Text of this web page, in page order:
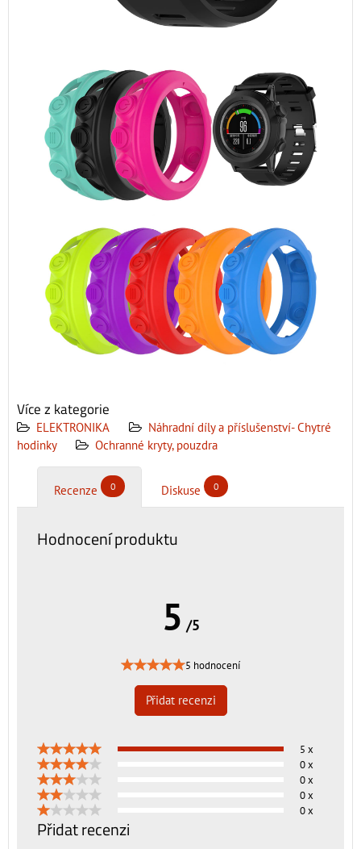
Více z kategorie
ELEKTRONIKA
Náhradní díly a příslušenství- Chytré
hodinky
Ochranné kryty, pouzdra
Recenze 0 Diskuse 0
Hodnocení produktu
5 /5
5 hodnocení
Přidat recenzi
5 x
0 x
0 x
0 x
0 x
Přidat recenzi